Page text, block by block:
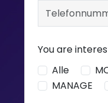
You are
Alle
MANAGE